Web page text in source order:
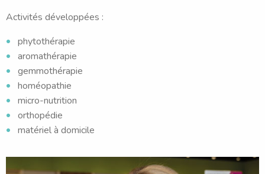
Activités développées :
phytothérapie
aromathérapie
gemmothérapie
homéopathie
micro-nutrition
orthopédie
matériel à domicile